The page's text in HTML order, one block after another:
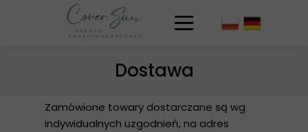
Dostawa
Zamówione towary dostarczane są wg
indywidualnych uzgodnień, na adres